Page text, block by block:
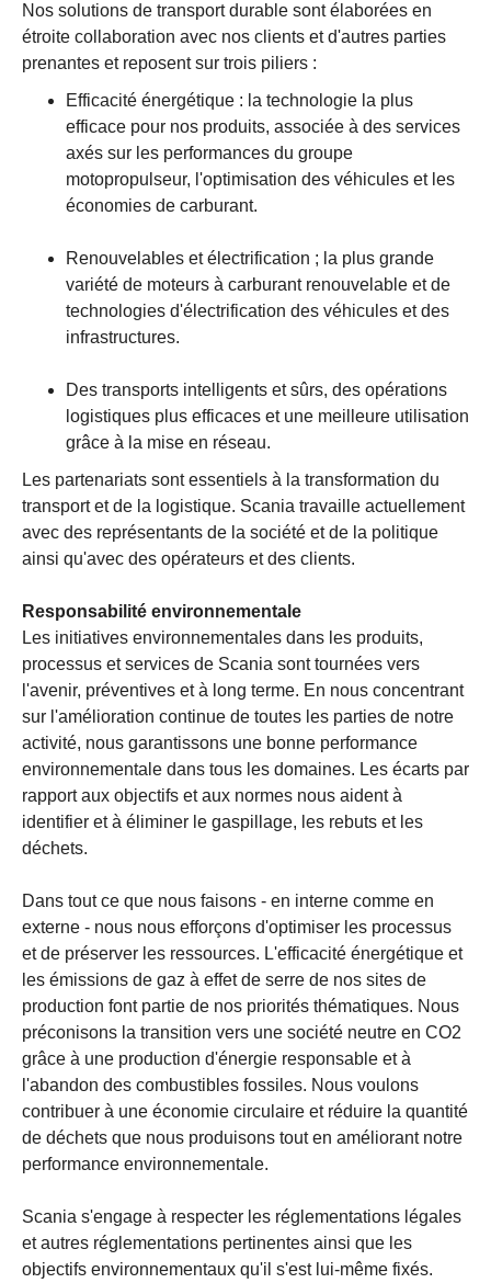
Nos solutions de transport durable sont élaborées en
étroite collaboration avec nos clients et d'autres parties
prenantes et reposent sur trois piliers :
Efficacité énergétique : la technologie la plus
efficace pour nos produits, associée à des services
axés sur les performances du groupe
motopropulseur, l'optimisation des véhicules et les
économies de carburant.
Renouvelables et électrification ; la plus grande
variété de moteurs à carburant renouvelable et de
technologies d'électrification des véhicules et des
infrastructures.
Des transports intelligents et sûrs, des opérations
logistiques plus efficaces et une meilleure utilisation
grâce à la mise en réseau.
Les partenariats sont essentiels à la transformation du
transport et de la logistique. Scania travaille actuellement
avec des représentants de la société et de la politique
ainsi qu'avec des opérateurs et des clients.
Responsabilité environnementale
Les initiatives environnementales dans les produits,
processus et services de Scania sont tournées vers
l'avenir, préventives et à long terme. En nous concentrant
sur l'amélioration continue de toutes les parties de notre
activité, nous garantissons une bonne performance
environnementale dans tous les domaines. Les écarts par
rapport aux objectifs et aux normes nous aident à
identifier et à éliminer le gaspillage, les rebuts et les
déchets.
Dans tout ce que nous faisons - en interne comme en
externe - nous nous efforçons d'optimiser les processus
et de préserver les ressources. L'efficacité énergétique et
les émissions de gaz à effet de serre de nos sites de
production font partie de nos priorités thématiques. Nous
préconisons la transition vers une société neutre en CO2
grâce à une production d'énergie responsable et à
l'abandon des combustibles fossiles. Nous voulons
contribuer à une économie circulaire et réduire la quantité
de déchets que nous produisons tout en améliorant notre
performance environnementale.
Scania s'engage à respecter les réglementations légales
et autres réglementations pertinentes ainsi que les
objectifs environnementaux qu'il s'est lui-même fixés.